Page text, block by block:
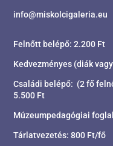
info@miskolcigaleria.eu
Felnőtt belépő: 2.200 Ft
Kedvezményes (diák
Családi belépő: (2 fő
5.500 Ft
Múzeumpedagógiai
Tárlatvezetés: 800 Ft/fő